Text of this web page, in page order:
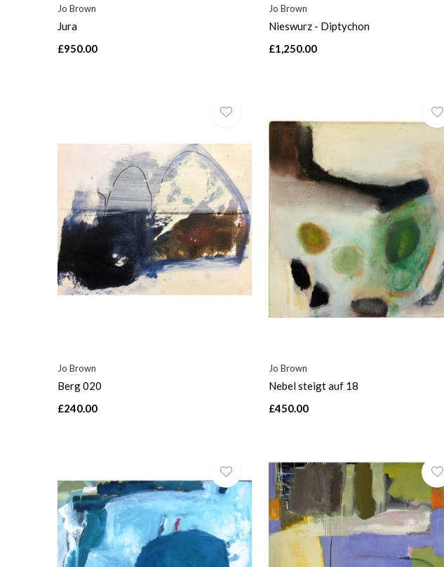
Jo Brown
Jura
£950.00
Jo Brown
Nieswurz - Diptychon
£1,250.00
Jo Brown
Berg 020
£240.00
Jo Brown
Nebel steigt auf 18
£450.00